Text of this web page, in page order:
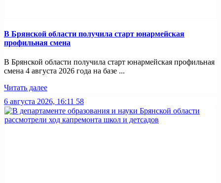
В Брянской области получила старт юнармейская
профильная смена
В Брянской области получила старт юнармейская профильная
смена 4 августа 2026 года на базе ...
Читать далее
6 августа 2026, 16:11 58